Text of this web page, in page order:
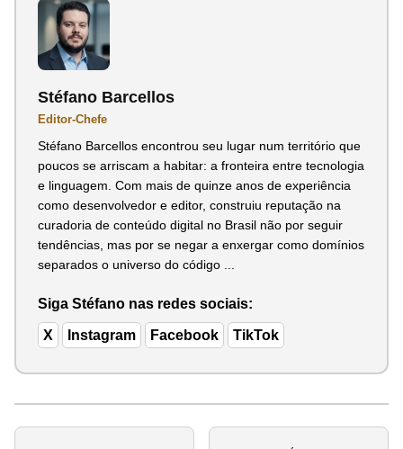
Stéfano Barcellos
Editor-Chefe
Stéfano Barcellos encontrou seu lugar num território que
poucos se arriscam a habitar: a fronteira entre tecnologia
e linguagem. Com mais de quinze anos de experiência
como desenvolvedor e editor, construiu reputação na
curadoria de conteúdo digital no Brasil não por seguir
tendências, mas por se negar a enxergar como domínios
separados o universo do código ...
Siga Stéfano nas redes sociais:
X Instagram Facebook TikTok